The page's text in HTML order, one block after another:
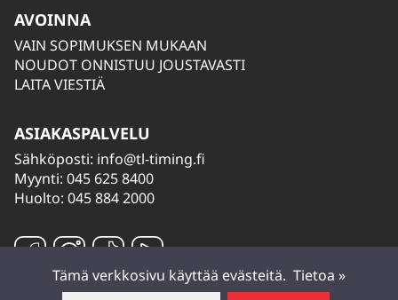
AVOINNA
VAIN SOPIMUKSEN MUKAAN
NOUDOT ONNISTUU JOUSTAVASTI
LAITA VIESTIÄ
ASIAKASPALVELU
Sähköposti: info@tl-timing.fi
Myynti: 045 625 8400
Huolto: 045 884 2000
Tämä verkkosivu käyttää evästeitä. Tietoa »